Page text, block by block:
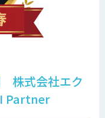
株式会社エク
Partner